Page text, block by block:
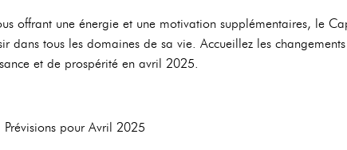
offrant une énergie et une motivation supplémentaires, le
dans tous les domaines de sa vie. Accueillez les
et de prospérité en avril 2025.
pour Avril 2025